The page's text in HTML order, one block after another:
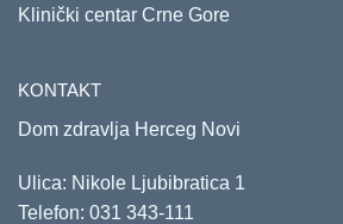
Klinički centar Crne Gore
KONTAKT
Dom zdravlja Herceg Novi
Ulica: Nikole Ljubibratica 1
Telefon: 031 343-111